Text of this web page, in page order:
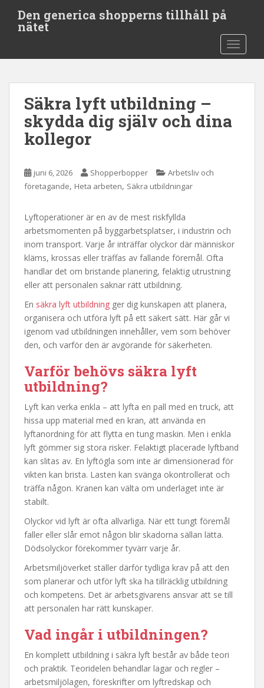
t
Den generica shopperns tillhåll på
nätet
Säkra lyft utbildning –
skydda dig själv och dina
kollegor
juni 6, 2026 Shopperbopper
Arbetsliv och
företagande, Heta arbeten, Säkra utbildningar
Lyftoperationer är en av de mest riskfyllda
arbetsmomenten på byggarbetsplatser, i industrin och
inom transport. Varje år inträffar olyckor där människor
kläms, krossas eller träffas av fallande föremål. Ofta
handlar det om bristande planering, felaktig utrustning
eller att personalen saknar rätt utbildning.
En säkra lyft utbildning ger dig kunskapen att planera,
organisera och utföra lyft på ett säkert sätt. Här går vi
igenom vad utbildningen innehåller, vem som behöver
den, och varför den är avgörande för säkerheten.
Varför behövs säkra lyft
utbildning?
Lyft kan verka enkla – att lyfta en pall med en truck, att
hissa upp material med en kran, att använda en
lyftanordning för att flytta en tung maskin. Men i enkla
lyft gömmer sig stora risker. Felaktigt placerade lyftband
kan slitas av. En lyftögla som inte är dimensionerad för
vikten kan brista. Lasten kan svänga okontrollerat och
träffa någon. Kranen kan välta om underlaget inte är
stabilt.
Olyckor vid lyft är ofta allvarliga. När ett tungt föremål
faller eller slår emot någon blir skadorna sällan lätta.
Dödsolyckor förekommer tyvärr varje år.
Arbetsmiljöverket ställer därför tydliga krav på att den
som planerar och utför lyft ska ha tillräcklig utbildning
och kompetens. Det är arbetsgivarens ansvar att se till
att personalen har rätt kunskaper.
Vad ingår i utbildningen?
En komplett utbildning i säkra lyft består av både teori
och praktik. Teoridelen behandlar lagar och regler –
arbetsmiljölagen, föreskrifter om lyftredskap och